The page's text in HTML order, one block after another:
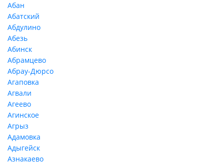
Абан
Абатский
Абдулино
Абезь
Абинск
Абрамцево
Абрау-Дюрсо
Агаповка
Агвали
Агеево
Агинское
Агрыз
Адамовка
Адыгейск
Азнакаево